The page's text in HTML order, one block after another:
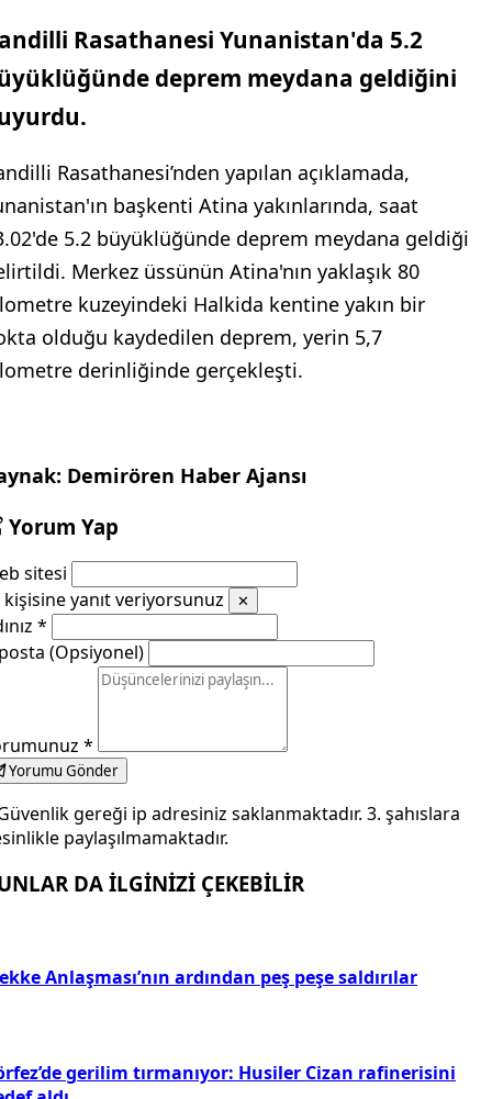
Rasathanesi Yunanistan'da 5.2
deprem meydana geldiğini
Rasathanesi’nden yapılan açıklamada,
başkenti Atina yakınlarında, saat
5.2 büyüklüğünde deprem meydana geldiği
Merkez üssünün Atina'nın yaklaşık 80
kuzeyindeki Halkida kentine yakın bir
olduğu kaydedilen deprem, yerin 5,7
derinliğinde gerçekleşti.
Demirören Haber Ajansı
Yorum Yap
sitesi
kişisine yanıt veriyorsunuz
✕
*
(Opsiyonel)
*
Yorumu Gönder
gereği ip adresiniz saklanmaktadır. 3. şahıslara
paylaşılmamaktadır.
DA İLGİNİZİ ÇEKEBİLİR
Anlaşması’nın ardından peş peşe saldırılar
gerilim tırmanıyor: Husiler Cizan rafinerisini